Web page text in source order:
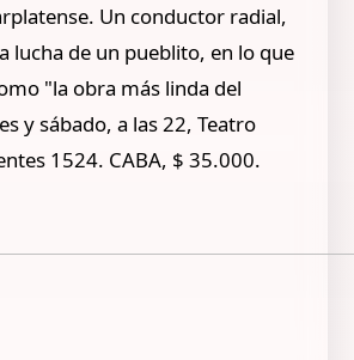
Un conductor radial,
lucha de un pueblito, en lo que
"la obra más linda del
y sábado, a las 22, Teatro
1524. CABA, $ 35.000.